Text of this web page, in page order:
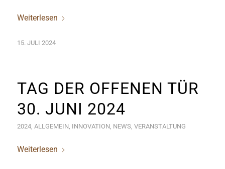
Weiterlesen
15. JULI 2024
TAG DER OFFENEN TÜR
30. JUNI 2024
2024, ALLGEMEIN, INNOVATION, NEWS, VERANSTALTUNG
Weiterlesen